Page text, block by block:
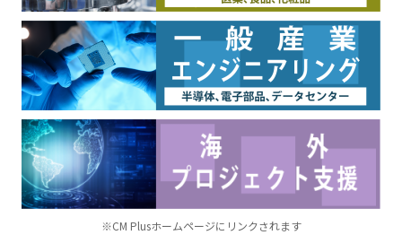
※CM Plusホームページにリンクされます